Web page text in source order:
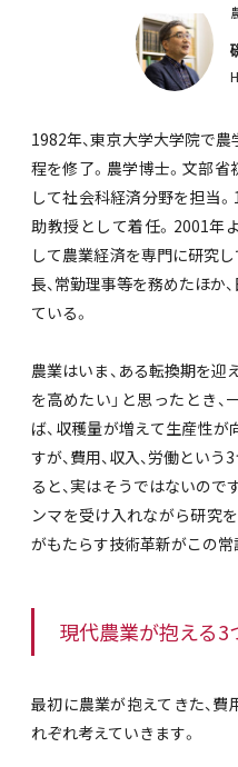
1982年、東京大学大学院で
程を修了。農学博士。文部
して社会科経済分野を担当
助教授として着任。2001年
して農業経済を専門に研究し
長、常勤理事等を務めたほか
ている。
農業はいま、ある転換期を迎
を高めたい」と思ったとき
ば、収穫量が増えて生産性
すが、費用、収入、労働とい
ると、実はそうではないので
ンマを受け入れながら研究を
がもたらす技術革新がこの常
現代農業が抱える3
最初に農業が抱えてきた、費
れぞれ考えていきます。